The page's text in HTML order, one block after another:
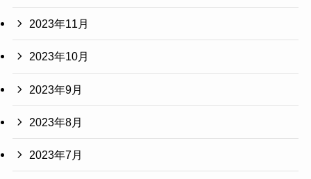
2023年11月
2023年10月
2023年9月
2023年8月
2023年7月